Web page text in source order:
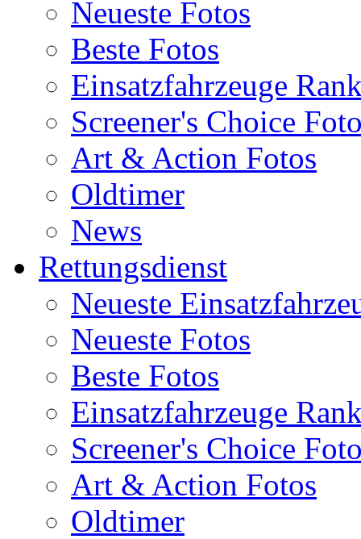
Neueste Fotos
Beste Fotos
Einsatzfahrzeuge
Screener's Choice
Art & Action Fotos
Oldtimer
News
Rettungsdienst
Neueste
Neueste Fotos
Beste Fotos
Einsatzfahrzeuge
Screener's Choice
Art & Action Fotos
Oldtimer